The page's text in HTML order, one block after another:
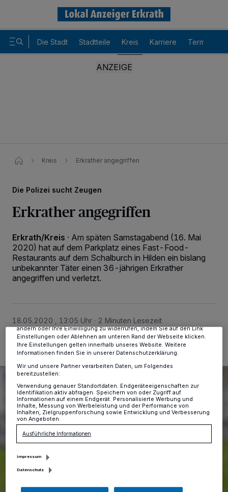
Die Stadt Stadtteile Kreis Karriere Termine
Kreis Erkrather angegriffen
Die Polizei sucht Zeugen
Erkrather angegriffen
Erkrath/Kreis · Am späten Samstagabend (16. Mai
2020) hat auf dem Parkplatz eines Fast-Food-
Restaurants auf dem Schalburch in Hilden ein bislang
unbekannter Täter einen 36-jährigen Erkrather
angegriffen und verletzt.
18.05.2020 , 13:05 Uhr 2 Minuten Lesezeit
Wir und unsere218 -Partner speichern und greifen auf
personenbezogene Daten wie Browserdaten oder eindeutige
Kennungen auf Ihrem Gerät zu. Durch Auswahl von OK aktivieren Sie
dieses Menü jederzeit wieder aufrufen, um Ihre Einstellungen zu
ändern oder Ihre Einwilligung zu widerrufen, indem Sie auf den Link
Einstellungen oder Ablehnen am unteren Rand der Webseite klicken.
Ihre Einstellungen gelten innerhalb unseres Website. Weitere
Informationen finden Sie in unserer Datenschutzerklärung.
Wir und unsere Partner verarbeiten Daten, um Folgendes
bereitzustellen:
Verwendung genauer Standortdaten. Endgeräteeigenschaften zur
Identifikation aktiv abfragen. Speichern von oder Zugriff auf
Informationen auf einem Endgerät. Personalisierte Werbung und
Inhalte, Messung von Werbeleistung und der Performance von
Inhalten, Zielgruppenforschung sowie Entwicklung und Verbesserung
von Angeboten.
Ausführliche Informationen
Impressum
Datenschutz